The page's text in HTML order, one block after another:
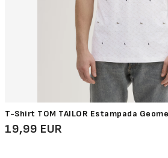
T-Shirt TOM TAILOR Estampada
19,99 EUR